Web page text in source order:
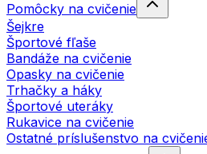
Pomôcky na cvičenie
Šejkre
Športové fľaše
Bandáže na cvičenie
Opasky na cvičenie
Trhačky a háky
Športové uteráky
Rukavice na cvičenie
Ostatné príslušenstvo na